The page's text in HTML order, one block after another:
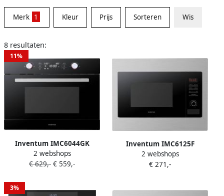
apparaten voor de keuken. Inventum inbouw magnetrons bieden
betrouwbaarheid en functionaliteit, zonder in te leveren op
ontwerp en stijl.
Merk 1 Kleur Prijs Sorteren Wis
8 resultaten:
11%
Inventum IMC6044GK
Inbouw combi-oven
Hetelucht Magnetron Grill
2 webshops
€ 629,- € 559,-
Inventum IMC6125F
Inbouw combi-oven
Hetelucht Magnetron Grill
2 webshops
€ 271,-
3%